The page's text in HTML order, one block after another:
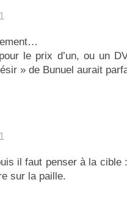
le prix d’un, ou un
» de Bunuel aurait
il faut penser à la cible
sur la paille.